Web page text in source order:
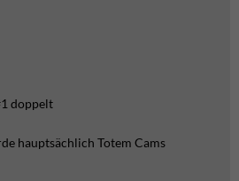
doppelt
hauptsächlich Totem Cams